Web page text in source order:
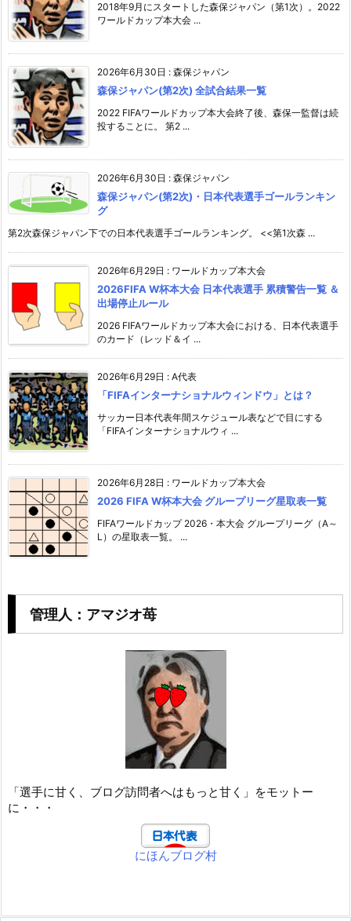
2018年9月にスタートした森保ジャパン（第1次）。2022
ワールドカップ本大会 ...
2026年6月30日 : 森保ジャパン
森保ジャパン(第2次) 全試合結果一覧
2022 FIFAワールドカップ本大会終了後、森保一監督は続
投することに。 第2 ...
2026年6月30日 : 森保ジャパン
森保ジャパン(第2次)・日本代表選手ゴールランキン
グ
第2次森保ジャパン下での日本代表選手ゴールランキング。 <<第1次森 ...
2026年6月29日 : ワールドカップ本大会
2026FIFA W杯本大会 日本代表選手 累積警告一覧 ＆
出場停止ルール
2026 FIFAワールドカップ本大会における、日本代表選手
のカード（レッド＆イ ...
2026年6月29日 : A代表
「FIFAインターナショナルウィンドウ」とは？
サッカー日本代表年間スケジュール表などで目にする
「FIFAインターナショナルウィ ...
2026年6月28日 : ワールドカップ本大会
2026 FIFA W杯本大会 グループリーグ星取表一覧
FIFAワールドカップ 2026・本大会 グループリーグ（A～
L）の星取表一覧。 ...
管理人：アマジオ苺
「選手に甘く、ブログ訪問者へはもっと甘く」をモットー
に・・・
にほんブログ村